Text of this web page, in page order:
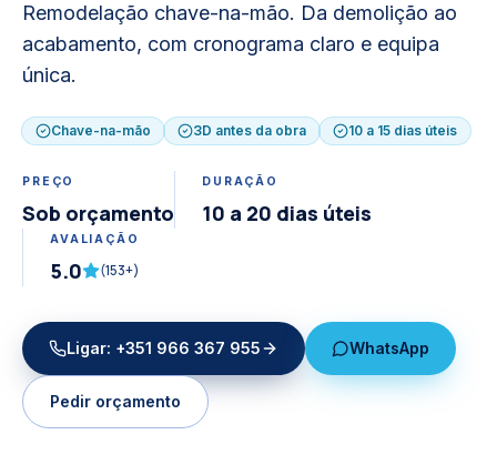
Remodelação chave-na-mão. Da demolição ao
acabamento, com cronograma claro e equipa
única.
Chave-na-mão 3D antes da obra 10 a 15 dias úteis
PREÇO
Sob orçamento
DURAÇÃO
10 a 20 dias úteis
AVALIAÇÃO
5.0 (153+)
Ligar: +351 966 367 955 WhatsApp
Pedir orçamento